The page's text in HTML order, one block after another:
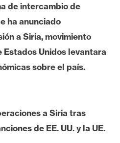
de intercambio de
ha anunciado
a Siria, movimiento
Unidos levantara
sobre el país.
a Siria tras
de EE. UU. y la UE.